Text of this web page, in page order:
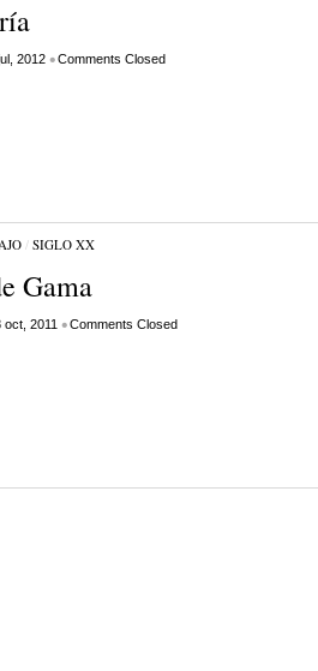
2012 •Comments Closed
/ SIGLO XX
Gama
oct, 2011 •Comments Closed